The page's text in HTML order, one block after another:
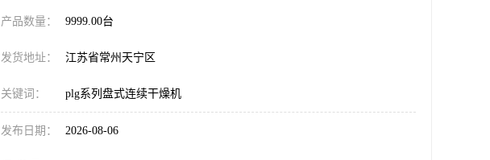
产品数量： 9999.00台
发货地址： 江苏省常州天宁区
关键词： plg系列盘式连续干燥机
发布日期： 2026-08-06